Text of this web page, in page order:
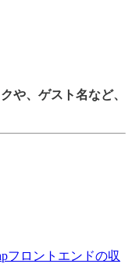
や、ゲスト名など、
フロントエンドの収